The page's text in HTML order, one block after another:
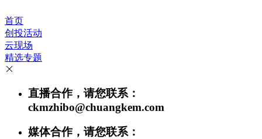
首页
创投活动
云现场
精选专题
直播合作，请您联系：
ckmzhibo@chuangkem.com
媒体合作，请您联系：